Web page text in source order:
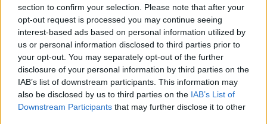
section to confirm your selection. Please note that after your
opt-out request is processed you may continue seeing
interest-based ads based on personal information utilized by
us or personal information disclosed to third parties prior to
your opt-out. You may separately opt-out of the further
disclosure of your personal information by third parties on the
IAB’s list of downstream participants. This information may
also be disclosed by us to third parties on the IAB’s List of
Downstream Participants that may further disclose it to other
Samsung Galaxy S26 Ultra